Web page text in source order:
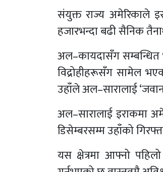
संयुक्त राज्य अमेरिकाले
हजारभन्दा बढी सैनिक
अल–कायदासँग सम्बन्धित
विद्रोहीहरूसँग सामेल
उहाँले अल–सारालाई
अल–सारालाई इराकमा
डिसेम्बरसम्म उहाँको
यस क्षेत्रमा आफ्नो